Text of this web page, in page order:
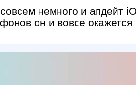
немного и апдейт
он и вовсе